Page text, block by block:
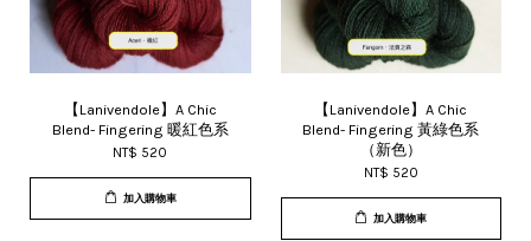
【Lanivendole】A Chic
Blend- Fingering 暖紅色系
NT$ 520
加入購物車
【Lanivendole】A Chic
Blend- Fingering 黃綠色系
（新色）
NT$ 520
加入購物車